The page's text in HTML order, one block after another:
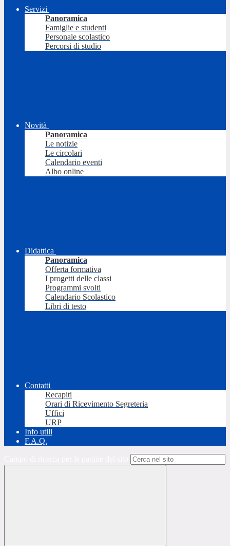
Servizi
Panoramica
Famiglie e studenti
Personale scolastico
Percorsi di studio
Novità
Panoramica
Le notizie
Le circolari
Calendario eventi
Albo online
Didattica
Panoramica
Offerta formativa
I progetti delle classi
Programmi svolti
Calendario Scolastico
Libri di testo
Contatti
Recapiti
Orari di Ricevimento Segreteria
Uffici
URP
Info utili
F.A.Q.